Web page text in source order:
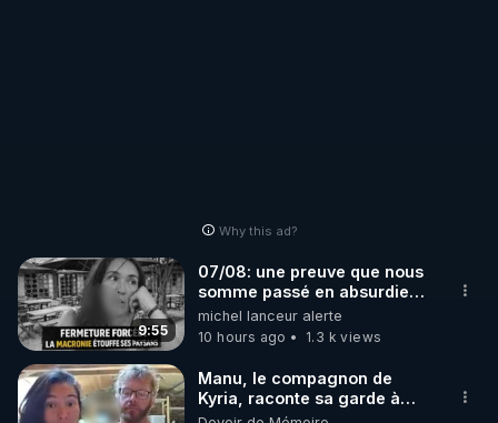
Why this ad?
9:55
07/08: une preuve que nous
somme passé en absurdie
une dictature qui veut faire
taire ses opposant !
michel lanceur alerte
10 hours ago
1.3 k views
Manu, le compagnon de
Kyria, raconte sa garde à
vue musclée. PARTAGEZ!